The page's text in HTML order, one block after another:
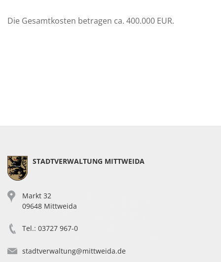
Die Gesamtkosten betragen ca. 400.000 EUR.
STADTVERWALTUNG MITTWEIDA
Markt 32
09648 Mittweida
Tel.: 03727 967-0
stadtverwaltung@mittweida.de